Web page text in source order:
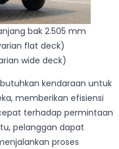
bak 2.505 mm
flat deck)
wide deck)
kendaraan untuk
memberikan efisiensi
terhadap permintaan
pelanggan dapat
proses